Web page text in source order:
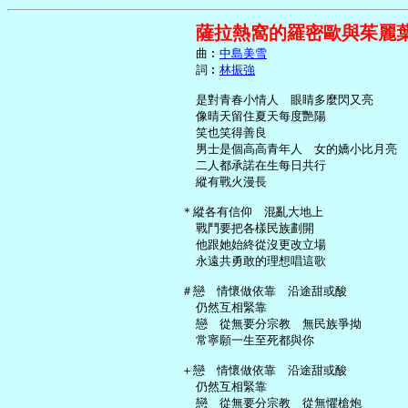
薩拉熱窩的羅密歐與茱
     曲︰
中島美雪
     詞︰
林振強
     是對青春小情人　眼睛多麼閃又亮
     像晴天留住夏天每度艷陽
     笑也笑得善良
     男士是個高高青年人　女的嬌小比月亮
     二人都承諾在生每日共行
     縱有戰火漫長
   ＊縱各有信仰　混亂大地上
     戰鬥要把各樣民族劃開
     他跟她始終從沒更改立場
     永遠共勇敢的理想唱這歌
   ＃戀　情懷做依靠　沿途甜或酸
     仍然互相緊靠
     戀　從無要分宗教　無民族爭拗
     常寧願一生至死都與你
   ＋戀　情懷做依靠　沿途甜或酸
     仍然互相緊靠
     戀　從無要分宗教　從無懼槍炮